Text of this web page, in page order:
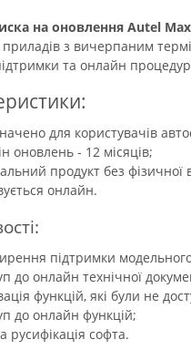
на оновлення Autel
з вичерпаним
та онлайн
для користувачів
оновлень - 12 місяців;
продукт без фізичної
онлайн.
підтримки
до онлайн технічної
функцій, які були не
до онлайн функцій;
русифікація софта.